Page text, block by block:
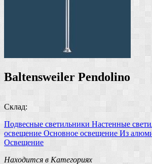
Baltensweiler Pendolino
Склад:
Подвесные светильники Настенные
освещение Основное освещение Из
Освещение
Находится в Категориях